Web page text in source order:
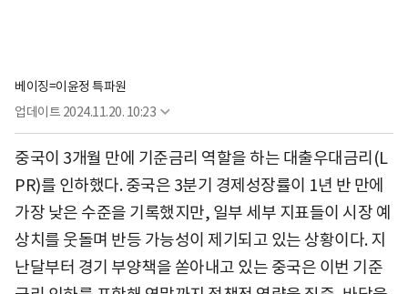
베이징=이윤정 특파원
업데이트 2024.11.20. 10:23
중국이 3개월 만에 기준금리 역할을 하는 대출우대금리(L
PR)를 인하했다. 중국은 3분기 경제성장률이 1년 반 만에
가장 낮은 수준을 기록했지만, 일부 세부 지표들이 시장 예
상치를 웃돌며 반등 가능성이 제기되고 있는 상황이다. 지
난달부터 경기 부양책을 쏟아내고 있는 중국은 이번 기준